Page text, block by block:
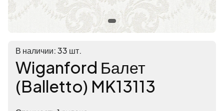
В наличии: 33 шт.
Wiganford Балет
(Balletto) MK13113